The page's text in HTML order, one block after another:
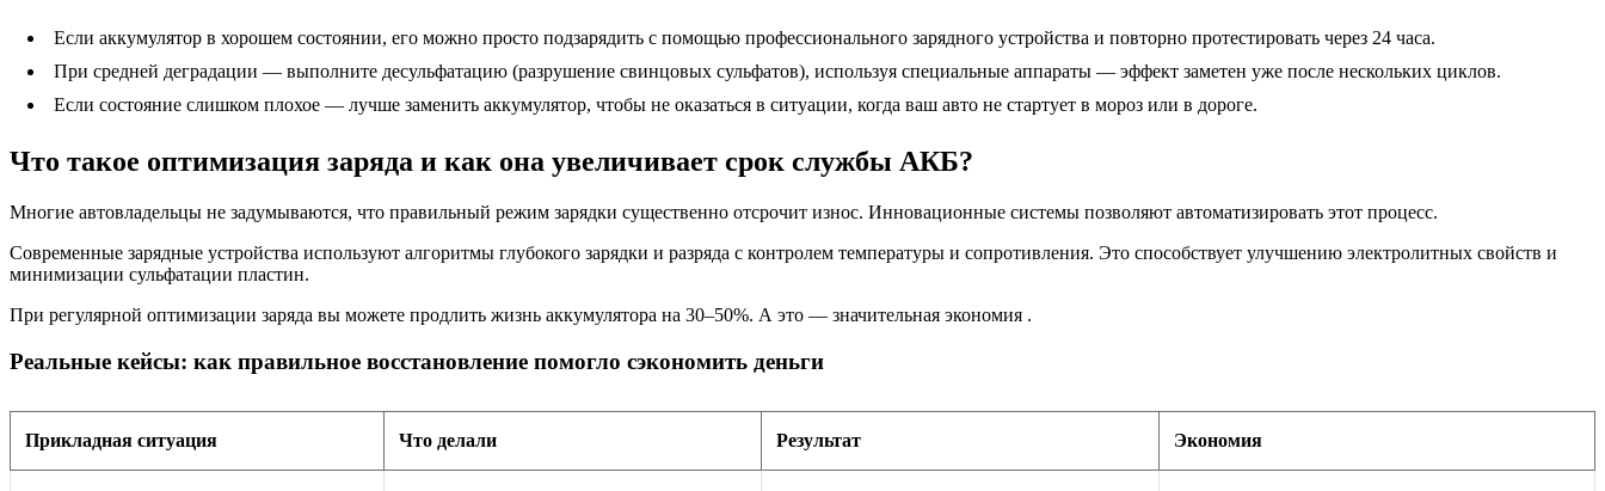
Если аккумулятор в хорошем состоянии, его можно просто подзарядить с помощью профессионального зарядного устройства и повторно протестировать через 24 часа.
При средней деградации — выполните десульфатацию (разрушение свинцовых сульфатов), используя специальные аппараты — эффект заметен уже после нескольких циклов.
Если состояние слишком плохое — лучше заменить аккумулятор, чтобы не оказаться в ситуации, когда ваш авто не стартует в мороз или в дороге.
Что такое оптимизация заряда и как она увеличивает срок службы АКБ?
Многие автовладельцы не задумываются, что правильный режим зарядки существенно отсрочит износ. Инновационные системы позволяют автоматизировать этот процесс.
Современные зарядные устройства используют алгоритмы глубокого зарядки и разряда с контролем температуры и сопротивления. Это способствует улучшению электролитных свойств и
минимизации сульфатации пластин.
При регулярной оптимизации заряда вы можете продлить жизнь аккумулятора на 30–50%. А это — значительная экономия .
Реальные кейсы: как правильное восстановление помогло сэкономить деньги
Прикладная ситуация Что делали Результат Экономия